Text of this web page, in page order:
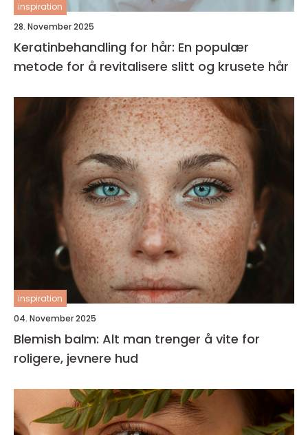
inspiration
28. November 2025
Keratinbehandling for hår: En populær
metode for å revitalisere slitt og krusete hår
inspiration
04. November 2025
Blemish balm: Alt man trenger å vite for
roligere, jevnere hud